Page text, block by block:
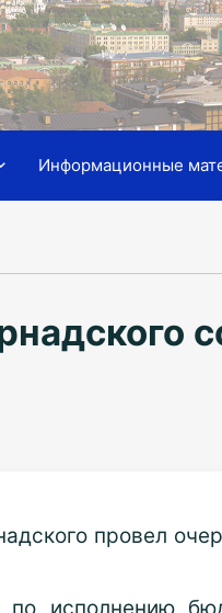
Информационные
провел
исполнению